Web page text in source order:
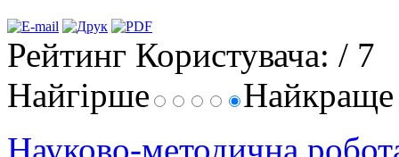
Рейтинг Користувача: / 7
Найгірше
Науково-методична